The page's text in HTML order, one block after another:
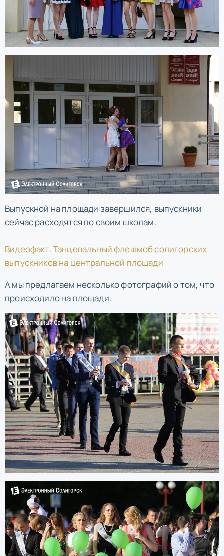
Выпускной на площади завершился, выпускники
сейчас расходятся по своим школам.
Видеофакт. Танцевальный флешмоб солигорских
выпускников на центральной площади
А мы предлагаем несколько фотографий о том, что
происходило на площади.